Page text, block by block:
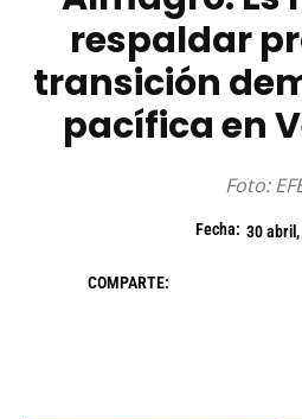
respaldar
transición
pacífica en
Foto:
Fecha: 30
COMPARTE: